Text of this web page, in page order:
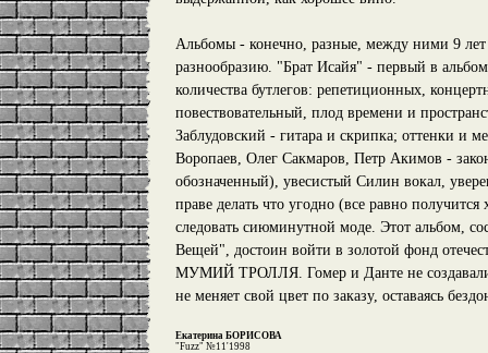
Альбомы - конечно, разные, между ними 9 лет
разнообразию. "Брат Исайя" - первый в
количества бутлегов: репетиционных,
повествовательный, плод времени и
Заблудовский - гитара и скрипка; оттенки и
Воропаев, Олег Сакмаров, Петр Акимов -
обозначенный), увесистый Силин вокал,
праве делать что угодно (все равно
следовать сиюминутной моде. Этот альбом,
Вещей", достоин войти в золотой фонд
МУМИЙ ТРОЛЛЯ. Гомер и Данте не создавали
не меняет свой цвет по заказу, оставаясь
Екатерина БОРИСОВА
"Fuzz" №11'1998